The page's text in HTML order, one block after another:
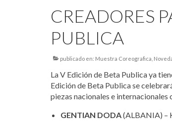
CREADORES
PUBLICA
publicado en: Muestra Coreografica
La V Edición de Beta Publica ya
Edición de Beta Publica se
piezas nacionales e
GENTIAN DODA(ALBANIA) –